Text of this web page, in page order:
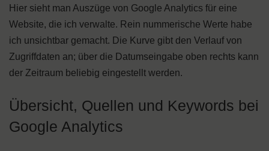
Hier sieht man Auszüge von Google Analytics für eine
Website, die ich verwalte. Rein nummerische Werte habe
ich unsichtbar gemacht. Die Kurve gibt den Verlauf von
Zugriffdaten an; über die Datumseingabe oben rechts kann
der Zeitraum beliebig eingestellt werden.
Übersicht, Quellen und Keywords bei
Google Analytics